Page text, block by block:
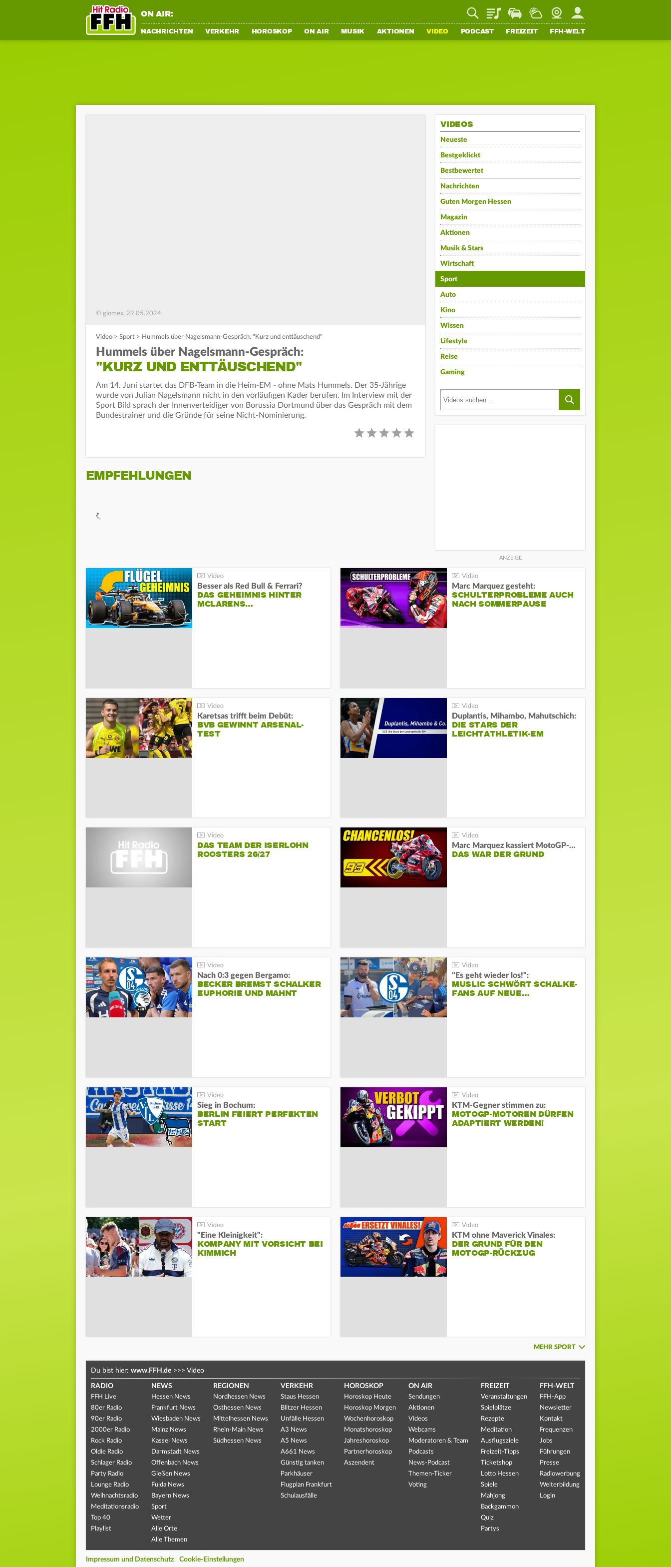
ON AIR: PlaylistStaupilotWetterWebcamMein FFH
NACHRICHTEN VERKEHR HOROSKOP ON AIR MUSIK AKTIONEN VIDEO PODCAST FREIZEIT FFH-WELT
© glomex, 29.05.2024
Video > Sport > Hummels über Nagelsmann-Gespräch: "Kurz und enttäuschend"
Hummels über Nagelsmann-Gespräch:
"KURZ UND ENTTÄUSCHEND"
Am 14. Juni startet das DFB-Team in die Heim-EM - ohne Mats Hummels. Der 35-Jährige
wurde von Julian Nagelsmann nicht in den vorläufigen Kader berufen. Im Interview mit der
Sport Bild sprach der Innenverteidiger von Borussia Dortmund über das Gespräch mit dem
Bundestrainer und die Gründe für seine Nicht-Nominierung.
EMPFEHLUNGEN
VIDEOS
Neueste
Bestgeklickt
Bestbewertet
Nachrichten
Guten Morgen Hessen
Magazin
Aktionen
Musik & Stars
Wirtschaft
Sport
Auto
Kino
Wissen
Lifestyle
Reise
Gaming
Besser als Red Bull & Ferrari?
DAS GEHEIMNIS HINTER
MCLARENS…
Marc Marquez gesteht:
SCHULTERPROBLEME AUCH
NACH SOMMERPAUSE
Karetsas trifft beim Debüt:
BVB GEWINNT ARSENAL-
TEST
Duplantis, Mihambo, Mahutschich:
DIE STARS DER
LEICHTATHLETIK-EM
DAS TEAM DER ISERLOHN
ROOSTERS 26/27
Marc Marquez kassiert MotoGP-Sprint-Schlappe:
DAS WAR DER GRUND
Nach 0:3 gegen Bergamo:
BECKER BREMST SCHALKER
EUPHORIE UND MAHNT
"Es geht wieder los!":
MUSLIC SCHWÖRT SCHALKE-
FANS AUF NEUE…
Sieg in Bochum:
BERLIN FEIERT PERFEKTEN
START
KTM-Gegner stimmen zu:
MOTOGP-MOTOREN DÜRFEN
ADAPTIERT WERDEN!
"Eine Kleinigkeit":
KOMPANY MIT VORSICHT BEI
KIMMICH
KTM ohne Maverick Vinales:
DER GRUND FÜR DEN
MOTOGP-RÜCKZUG
MEHR SPORT
Du bist hier: www.FFH.de >>> Video
RADIO
FFH Live
80er Radio
90er Radio
2000er Radio
Rock Radio
Oldie Radio
Schlager Radio
Party Radio
Lounge Radio
Weihnachtsradio
Meditationsradio
Top 40
Playlist
NEWS
Hessen News
Frankfurt News
Wiesbaden News
Mainz News
Kassel News
Darmstadt News
Offenbach News
Gießen News
Fulda News
Bayern News
Sport
Wetter
Alle Orte
Alle Themen
REGIONEN
Nordhessen News
Osthessen News
Mittelhessen News
Rhein-Main News
Südhessen News
VERKEHR
Staus Hessen
Blitzer Hessen
Unfälle Hessen
A3 News
A5 News
A661 News
Günstig tanken
Parkhäuser
Flugplan Frankfurt
Schulausfälle
HOROSKOP
Horoskop Heute
Horoskop Morgen
Wochenhoroskop
Monatshoroskop
Jahreshoroskop
Partnerhoroskop
Aszendent
ON AIR
Sendungen
Aktionen
Videos
Webcams
Moderatoren & Team
Podcasts
News-Podcast
Themen-Ticker
Voting
FREIZEIT
Veranstaltungen
Spielplätze
Rezepte
Meditation
Ausflugsziele
Freizeit-Tipps
Ticketshop
Lotto Hessen
Spiele
Mahjong
Backgammon
Quiz
Partys
FFH-WELT
FFH-App
Newsletter
Kontakt
Frequenzen
Jobs
Führungen
Presse
Radiowerbung
Weiterbildung
Login
Impressum und Datenschutz Cookie-Einstellungen